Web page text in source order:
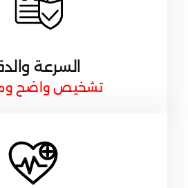
السرعة
تشخيص واضح